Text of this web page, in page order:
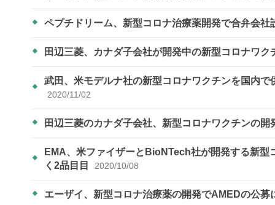
ペプチドリーム、新型コロナ治療薬開発で合弁会社
田辺三菱、カナダ子会社が開発中の新型コロナワ
武田、米モデルナ社の新型コロナワクチンを国内
2020/11/02
田辺三菱のカナダ子会社、新型コロナワクチンの
EMA、米ファイザーとBioNTech社が開発する新
く2品目目
2020/10/08
エーザイ、新型コロナ治療薬の開発でAMEDの公